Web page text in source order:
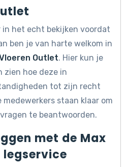
in het echt bekijken voordat
ben je van harte welkom in
Outlet. Hier kun je
zien hoe deze in
tot zijn recht
medewerkers staan klaar om
te beantwoorden.
met de Max